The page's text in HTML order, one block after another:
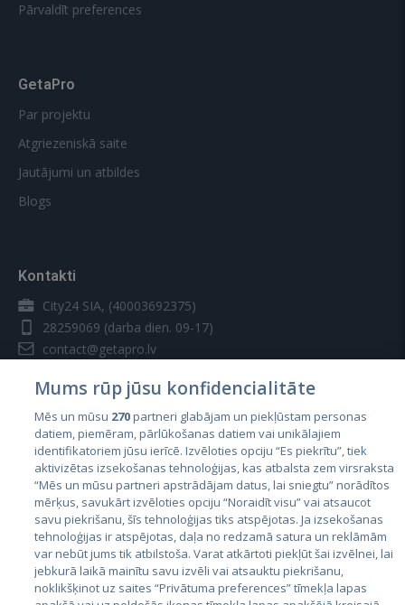
Pārvaldīt preferences
GetaPro
Par projektu
Atgriezeniskā saite
Jautājumi un atbildes
Blogs
Kontakti
City24 SIA, (40003692375)
28259069 (darba dien. 09-17)
contact@getapro.lv
Valstis
Igaunija
Latvija
Lietuva
Mums rūp jūsu konfidencialitāte
Mēs un mūsu 270partneri glabājam un piekļūstam personas
datiem, piemēram, pārlūkošanas datiem vai unikālajiem
identifikatoriem jūsu ierīcē. Izvēloties opciju “Es piekrītu”, tiek
aktivizētas izsekošanas tehnoloģijas, kas atbalsta zem virsraksta
“Mēs un mūsu partneri apstrādājam datus, lai sniegtu” norādītos
mērķus, savukārt izvēloties opciju “Noraidīt visu” vai atsaucot
savu piekrišanu, šīs tehnoloģijas tiks atspējotas. Ja izsekošanas
tehnoloģijas ir atspējotas, daļa no redzamā satura un reklāmām
var nebūt jums tik atbilstoša. Varat atkārtoti piekļūt šai izvēlnei, lai
jebkurā laikā mainītu savu izvēli vai atsauktu piekrišanu,
noklikšķinot uz saites “Privātuma preferences” tīmekļa lapas